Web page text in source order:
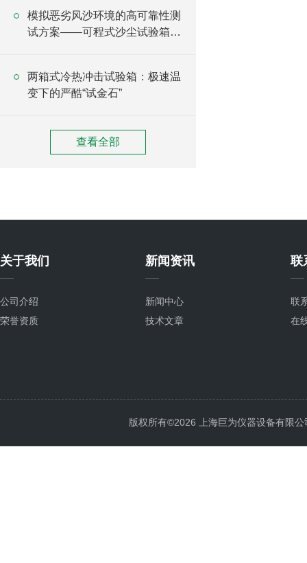
模拟恶劣风沙环境的高可靠性测
试方案——可程式沙尘试验箱详
两箱式冷热冲击试验箱：极速温
变下的严酷“试金石”
查看全部
关于我们
公司介绍
荣誉资质
新闻资讯
新闻中心
技术文章
联
联
在
版权所有©2026 上海巨为仪器设备有限